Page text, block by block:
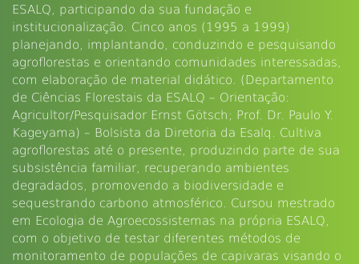
ESALQ, participando da sua fundação e
institucionalização. Cinco anos (1995 a 1999)
planejando, implantando, conduzindo e pesquisando
agroflorestas e orientando comunidades interessadas,
com elaboração de material didático. (Departamento
de Ciências Florestais da ESALQ – Orientação:
Agricultor/Pesquisador Ernst Götsch; Prof. Dr. Paulo Y.
Kageyama) – Bolsista da Diretoria da Esalq. Cultiva
agroflorestas até o presente, produzindo parte de sua
subsistência familiar, recuperando ambientes
degradados, promovendo a biodiversidade e
sequestrando carbono atmosférico. Cursou mestrado
em Ecologia de Agroecossistemas na própria ESALQ,
com o objetivo de testar diferentes métodos de
monitoramento de populações de capivaras visando o